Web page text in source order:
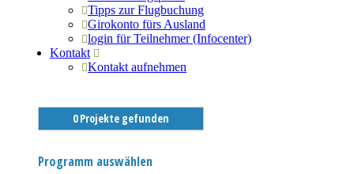
Tipps zur Flugbuchung
Girokonto fürs Ausland
login für Teilnehmer (Infocenter)
Kontakt
Kontakt aufnehmen
0 Projekte gefunden
Programm auswählen